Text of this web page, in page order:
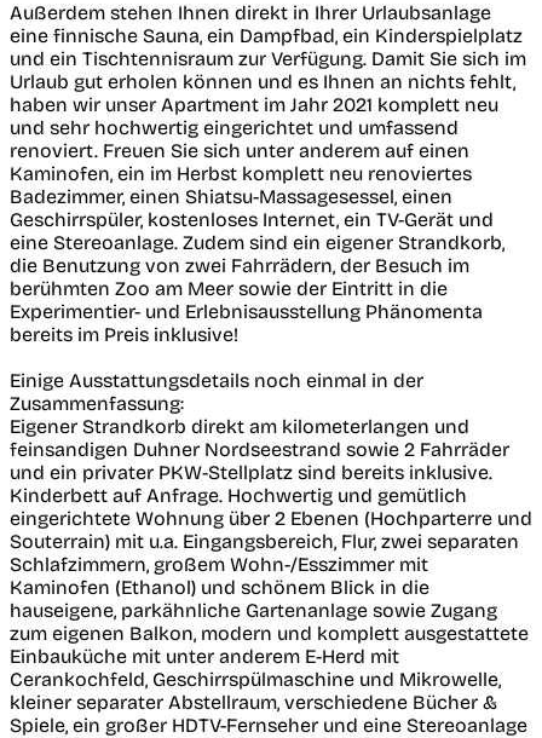
Außerdem stehen Ihnen direkt in Ihrer Urlaubsanlage
eine finnische Sauna, ein Dampfbad, ein Kinderspielplatz
und ein Tischtennisraum zur Verfügung. Damit Sie sich im
Urlaub gut erholen können und es Ihnen an nichts fehlt,
haben wir unser Apartment im Jahr 2021 komplett neu
und sehr hochwertig eingerichtet und umfassend
renoviert. Freuen Sie sich unter anderem auf einen
Kaminofen, ein im Herbst komplett neu renoviertes
Badezimmer, einen Shiatsu-Massagesessel, einen
Geschirrspüler, kostenloses Internet, ein TV-Gerät und
eine Stereoanlage. Zudem sind ein eigener Strandkorb,
die Benutzung von zwei Fahrrädern, der Besuch im
berühmten Zoo am Meer sowie der Eintritt in die
Experimentier- und Erlebnisausstellung Phänomenta
bereits im Preis inklusive!
Einige Ausstattungsdetails noch einmal in der
Zusammenfassung:
Eigener Strandkorb direkt am kilometerlangen und
feinsandigen Duhner Nordseestrand sowie 2 Fahrräder
und ein privater PKW-Stellplatz sind bereits inklusive.
Kinderbett auf Anfrage. Hochwertig und gemütlich
eingerichtete Wohnung über 2 Ebenen (Hochparterre und
Souterrain) mit u.a. Eingangsbereich, Flur, zwei separaten
Schlafzimmern, großem Wohn-/Esszimmer mit
Kaminofen (Ethanol) und schönem Blick in die
hauseigene, parkähnliche Gartenanlage sowie Zugang
zum eigenen Balkon, modern und komplett ausgestattete
Einbauküche mit unter anderem E-Herd mit
Cerankochfeld, Geschirrspülmaschine und Mikrowelle,
kleiner separater Abstellraum, verschiedene Bücher &
Spiele, ein großer HDTV-Fernseher und eine Stereoanlage